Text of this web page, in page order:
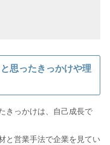
思ったきっかけや理
きっかけは、自己成長で
と営業手法で企業を見てい